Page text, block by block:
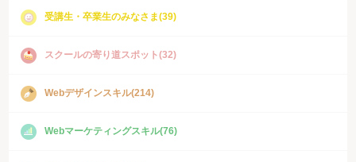
受講生・卒業生のみなさま(39)
スクールの寄り道スポット(32)
Webデザインスキル(214)
Webマーケティングスキル(76)